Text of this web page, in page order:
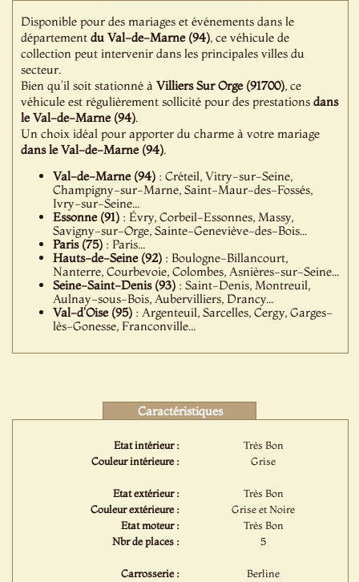
Disponible pour des mariages et événements dans le
départementdu Val-de-Marne (94), ce véhicule de
collection peut intervenir dans les principales villes du
secteur.
Bien qu’il soit stationné àVilliers Sur Orge (91700), ce
véhicule est régulièrement sollicité pour des prestationsdans
le Val-de-Marne (94).
Un choix idéal pour apporter du charme à votre mariage
dans le Val-de-Marne (94).
Val-de-Marne (94) : Créteil, Vitry-sur-Seine,
Champigny-sur-Marne, Saint-Maur-des-Fossés,
Ivry-sur-Seine...
Essonne (91) : Évry, Corbeil-Essonnes, Massy,
Savigny-sur-Orge, Sainte-Geneviève-des-Bois...
Paris (75) : Paris...
Hauts-de-Seine (92) : Boulogne-Billancourt,
Nanterre, Courbevoie, Colombes, Asnières-sur-Seine...
Seine-Saint-Denis (93) : Saint-Denis, Montreuil,
Aulnay-sous-Bois, Aubervilliers, Drancy...
Val-d'Oise (95) : Argenteuil, Sarcelles, Cergy, Garges-
lès-Gonesse, Franconville...
Caractéristiques
Etat intérieur :
Très Bon
Couleur intérieure :
Grise
Etat extérieur :
Très Bon
Couleur extérieure :
Grise et Noire
Etat moteur :
Très Bon
Nbr de places :
5
Carrosserie :
Berline